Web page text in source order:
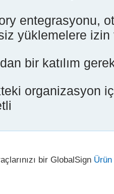
entegrasyonu,
yüklemelere izin
bir katılım
organizasyon
bir GlobalSign Ürün